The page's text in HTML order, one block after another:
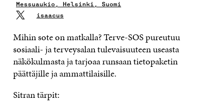
Messuaukio, Helsinki, Suomi
isaacus
Mihin sote on matkalla? Terve-SOS pureutuu
sosiaali- ja terveysalan tulevaisuuteen useasta
näkökulmasta ja tarjoaa runsaan tietopaketin
päättäjille ja ammattilaisille.
Sitran tärpit: